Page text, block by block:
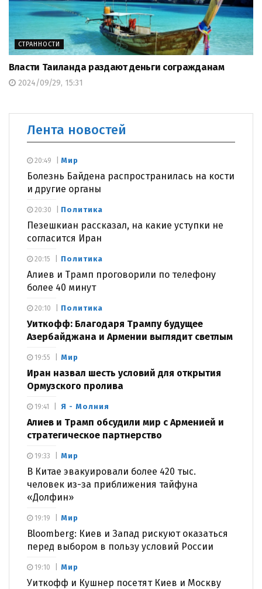
СТРАННОСТИ
Власти Таиланда раздают деньги согражданам
2024/09/29, 15:31
Лента новостей
Мир
Болезнь Байдена распространилась на кости
и другие органы
20:49
Политика
Пезешкиан рассказал, на какие уступки не
согласится Иран
20:30
Политика
Алиев и Трамп проговорили по телефону
более 40 минут
20:15
Политика
Уиткофф: Благодаря Трампу будущее
Азербайджана и Армении выглядит светлым
20:10
Мир
Иран назвал шесть условий для открытия
Ормузского пролива
19:55
Я - Молния
Алиев и Трамп обсудили мир с Арменией и
стратегическое партнерство
19:41
Мир
В Китае эвакуировали более 420 тыс.
человек из-за приближения тайфуна
«Долфин»
19:33
Мир
Bloomberg: Киев и Запад рискуют оказаться
перед выбором в пользу условий России
19:19
Мир
Уиткофф и Кушнер посетят Киев и Москву
19:10